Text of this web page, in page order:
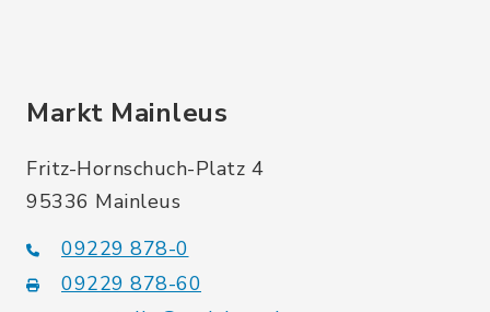
Markt Mainleus
Fritz-Hornschuch-Platz 4
95336 Mainleus
09229 878-0
09229 878-60